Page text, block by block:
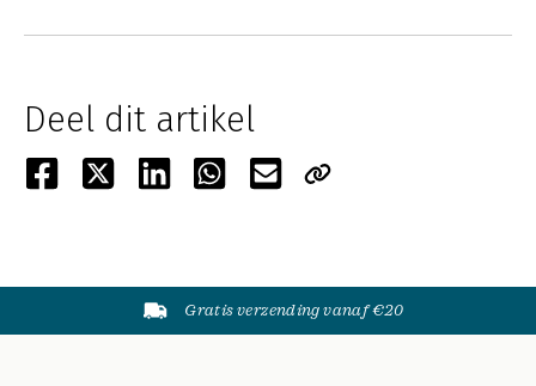
Deel dit artikel
Gratis verzending vanaf €20